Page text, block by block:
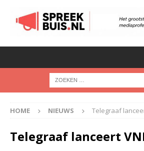
HOME NIEUWS Telegraaf
Telegraaf lanceert